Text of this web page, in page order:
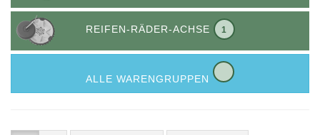
REIFEN-RÄDER-ACHSE 1
ALLE WARENGRUPPEN